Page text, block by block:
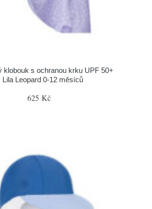
klobouk s ochranou krku UPF 50+
Lila Leopard 0-12 měsíců
625 Kč